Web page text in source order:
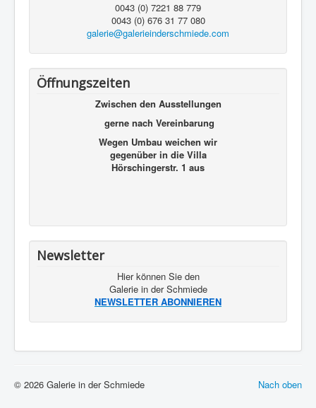
0043 (0) 7221 88 779
0043 (0) 676 31 77 080
galerie@galerieinderschmiede.com
Öffnungszeiten
Zwischen den Ausstellungen
gerne nach Vereinbarung
Wegen Umbau weichen wir
gegenüber in die Villa
Hörschingerstr. 1 aus
Newsletter
Hier können Sie den
Galerie in der Schmiede
NEWSLETTER ABONNIEREN
Nach oben
© 2026 Galerie in der Schmiede